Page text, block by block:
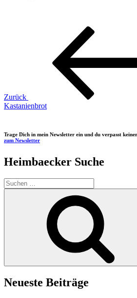
Beitragsnavigation
Zurück
Kastanienbrot
Trage Dich in mein Newsletter ein und du verpasst
zum Newsletter
Heimbaecker Suche
Suchen
nach:
Neueste Beiträge